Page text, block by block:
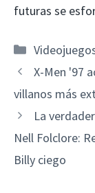
futuras se
Categorías
X-Men '97
villanos más
La
Nell Folclore:
Billy ciego